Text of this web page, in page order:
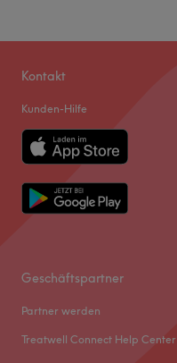
Kontakt
Kunden-Hilfe
Geschäftspartner
Partner werden
Treatwell Connect Help Center